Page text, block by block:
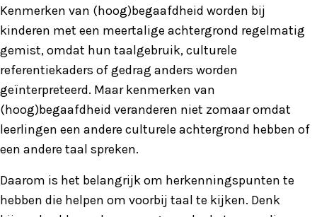
Kenmerken van (hoog)begaafdheid worden bij
kinderen met een meertalige achtergrond regelmatig
gemist, omdat hun taalgebruik, culturele
referentiekaders of gedrag anders worden
geïnterpreteerd. Maar kenmerken van
(hoog)begaafdheid veranderen niet zomaar omdat
leerlingen een andere culturele achtergrond hebben of
een andere taal spreken.
Daarom is het belangrijk om herkenningspunten te
hebben die helpen om voorbij taal te kijken. Denk